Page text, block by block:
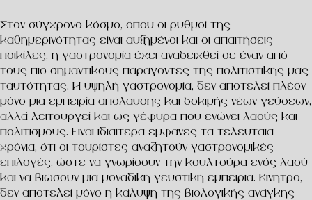
Στον σύγχρονο κόσμο, όπου οι ρυθμοί της
καθημερινότητας είναι αυξημένοι και οι απαιτήσεις
ποικίλες, η γαστρονομία έχει αναδειχθεί σε έναν από
τους πιο σημαντικούς παράγοντες της πολιτιστικής μας
ταυτότητας. Η υψηλή γαστρονομία, δεν αποτελεί πλέον
μόνο μια εμπειρία απόλαυσης και δοκιμής νέων γεύσεων,
αλλά λειτουργεί και ως γέφυρα που ενώνει λαούς και
πολιτισμούς. Είναι ιδιαίτερα εμφανές τα τελευταία
χρόνια, ότι οι τουρίστες αναζητούν γαστρονομικές
επιλογές, ώστε να γνωρίσουν την κουλτούρα ενός λαού
και να βιώσουν μια μοναδική γευστική εμπειρία. Κίνητρο,
δεν αποτελεί μόνο η κάλυψη της βιολογικής ανάγκης